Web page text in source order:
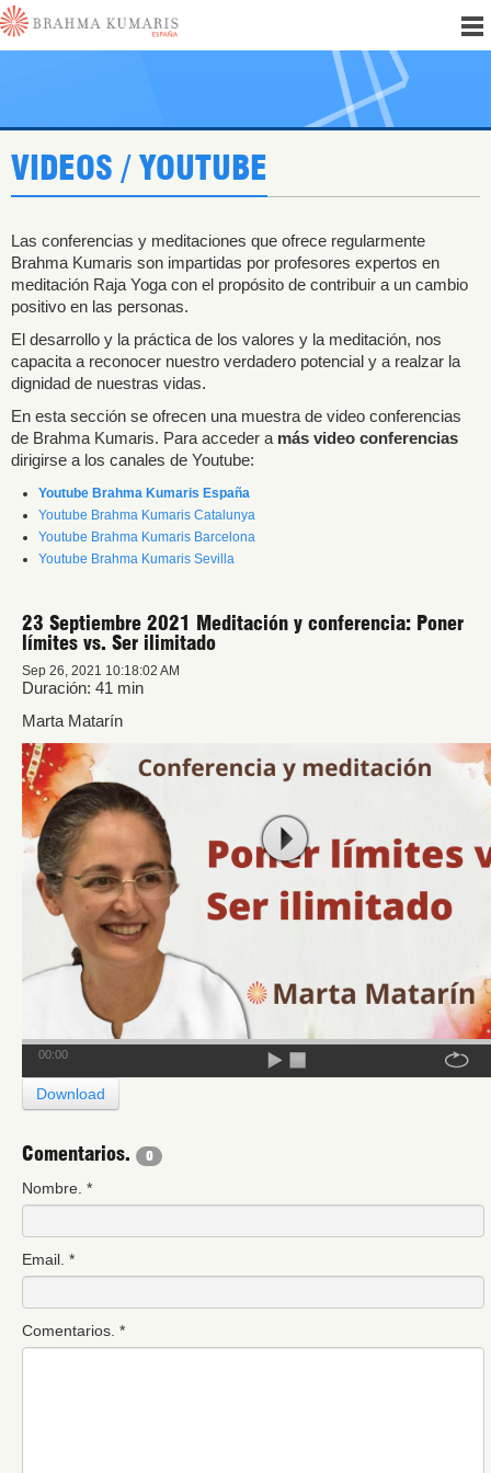
VIDEOS / YOUTUBE
Las conferencias y meditaciones que ofrece regularmente
Brahma Kumaris son impartidas por profesores expertos en
meditación Raja Yoga con el propósito de contribuir a un cambio
positivo en las personas.
El desarrollo y la práctica de los valores y la meditación, nos
capacita a reconocer nuestro verdadero potencial y a realzar la
dignidad de nuestras vidas.
En esta sección se ofrecen una muestra de video conferencias
de Brahma Kumaris. Para acceder a más video conferencias
dirigirse a los canales de Youtube:
Youtube Brahma Kumaris España
Youtube Brahma Kumaris Catalunya
Youtube Brahma Kumaris Barcelona
Youtube Brahma Kumaris Sevilla
23 Septiembre 2021 Meditación y conferencia: Poner
límites vs. Ser ilimitado
Sep 26, 2021 10:18:02 AM
Duración: 41 min
Marta Matarín
00:00
Download
Comentarios. 0
Nombre. *
Email. *
Comentarios. *